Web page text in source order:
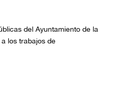
del Ayuntamiento de la
los trabajos de